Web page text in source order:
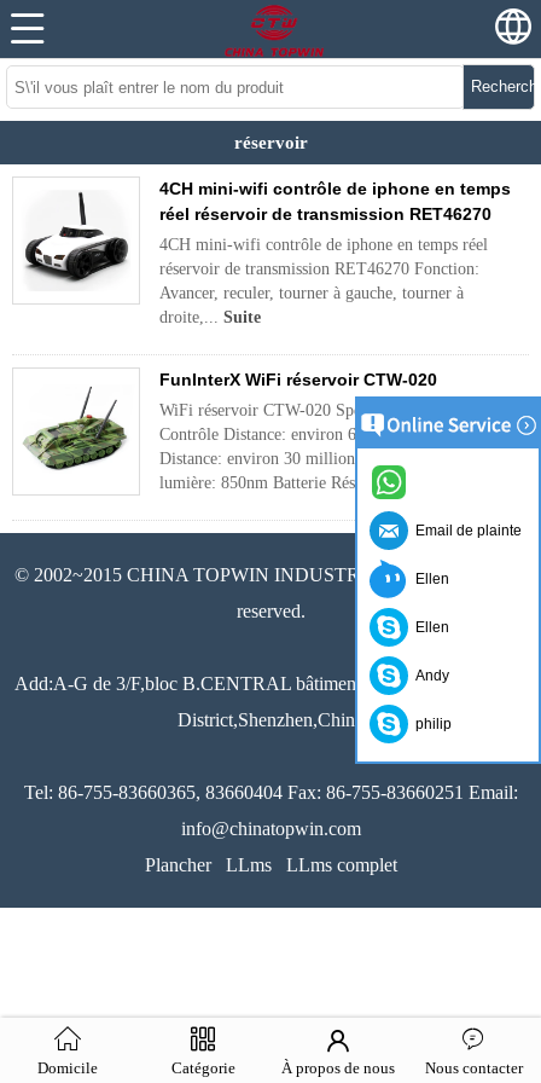
réservoir
4CH mini-wifi contrôle de iphone en temps
réel réservoir de transmission RET46270
4CH mini-wifi contrôle de iphone en temps réel
réservoir de transmission RET46270 Fonction:
Avancer, reculer, tourner à gauche, tourner à
droite,... Suite
FunInterX WiFi réservoir CTW-020
WiFi réservoir CTW-020 Spécifications: extérieur
Contrôle Distance: environ 60M contrôle intérieur
Distance: environ 30 millions de vision de nuit la
lumière: 850nm Batterie Réservoir (non ...
© 2002~2015 CHINA TOPWIN INDUSTRY CO.,LTD All rights
reserved.
Add:A-G de 3/F,bloc B.CENTRAL bâtiment,Xixiang Road,Baoan
District,Shenzhen,Chine
Tel: 86-755-83660365, 83660404 Fax: 86-755-83660251 Email:
info@chinatopwin.com
Plancher
LLms LLms complet
Domicile Catégorie À propos de nous Nous contacter
Email de plainte
Ellen
Ellen
Andy
philip